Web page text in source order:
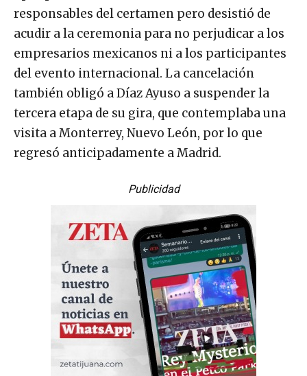
responsables del certamen pero desistió de
acudir a la ceremonia para no perjudicar a los
empresarios mexicanos ni a los participantes
del evento internacional. La cancelación
también obligó a Díaz Ayuso a suspender la
tercera etapa de su gira, que contemplaba una
visita a Monterrey, Nuevo León, por lo que
regresó anticipadamente a Madrid.
Publicidad